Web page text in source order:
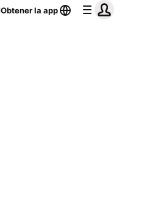
Obtener la app